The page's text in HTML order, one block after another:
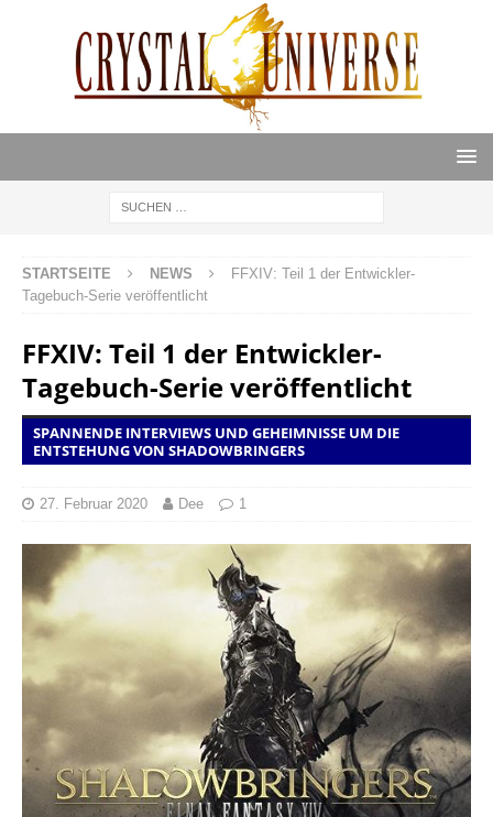
STARTSEITE NEWS
FFXIV: Teil 1 der Entwickler-
Tagebuch-Serie veröffentlicht
FFXIV: Teil 1 der Entwickler-
Tagebuch-Serie veröffentlicht
SPANNENDE INTERVIEWS UND GEHEIMNISSE UM DIE
ENTSTEHUNG VON SHADOWBRINGERS
27. Februar 2020 Dee 1